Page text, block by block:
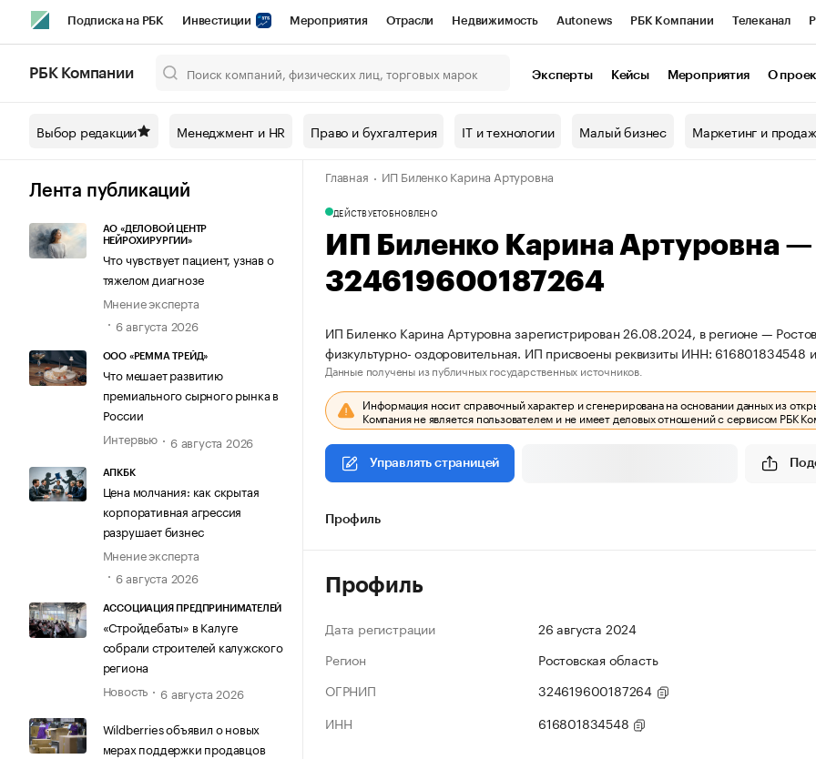
Подписка на РБК Инвестиции Мероприятия Отрасли Недвижимость Autonews РБК Компании Телеканал
Спецпроекты СПб Конференции СПб Спецпроекты Проверка контрагентов
Технологии и медиа Рынок наличной валюты
РБК Компании Эксперты Кейсы Мероприятия О
Выбор редакции Менеджмент и HR Право и бухгалтерия IT и технологии Малый бизнес Маркетинг и
Лента публикаций
АО «ДЕЛОВОЙ ЦЕНТР
НЕЙРОХИРУРГИИ»
Что чувствует пациент, узнав о
тяжелом диагнозе
Мнение эксперта
6 августа 2026
ООО «РЕММА ТРЕЙД»
Что мешает развитию
премиального сырного рынка в
России
Интервью
6 августа 2026
АПКБК
Цена молчания: как скрытая
корпоративная агрессия
разрушает бизнес
Мнение эксперта
6 августа 2026
АССОЦИАЦИЯ ПРЕДПРИНИМАТЕЛЕЙ
«Стройдебаты» в Калуге
собрали строителей калужского
региона
Новость
6 августа 2026
Wildberries объявил о новых
мерах поддержки продавцов
Главная ИП Биленко Карина Артуровна
ДЕЙСТВУЕТОБНОВЛЕНО
ИП Биленко Карина Артуровна
324619600187264
ИП Биленко Карина Артуровна зарегистрирован 26.08.2024, в регионе —
физкультурно- оздоровительная. ИП присвоены реквизиты ИНН:
Данные получены из публичных государственных источников.
Информация носит справочный характер и сгенерирована на основании данных из
Компания не является пользователем и не имеет деловых отношений с сервисом РБК
Управлять страницей
Профиль
Профиль
Дата регистрации
26 августа 2024
Регион
Ростовская область
ОГРНИП
324619600187264
ИНН
616801834548